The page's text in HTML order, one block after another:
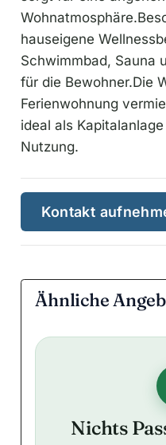
hauseigene
Schwimmbad, Sauna
für die Bewohner.Die
Ferienwohnung
ideal als
Nutzung.
Kontakt
Ähnliche
Nichts